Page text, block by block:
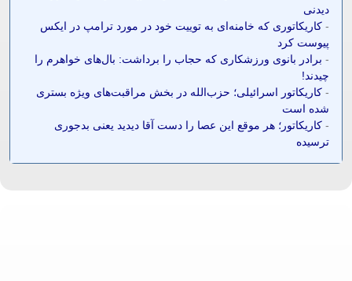
دیدنی
- کاریکاتوری که خامنه‌ای به توییت خود در مورد ترامپ در ایکس
پیوست کرد
- برادر بانوی ورزشکاری که حجاب را برداشت: بال‌های خواهرم را
چیدند!
- کاریکاتور اسرائیلی؛ حزب‌الله در بخش مراقبت‌های ویژه بستری
شده است
- کاریکاتور؛ هر موقع این عصا را دست آقا دیدید یعنی بدجوری
ترسیده